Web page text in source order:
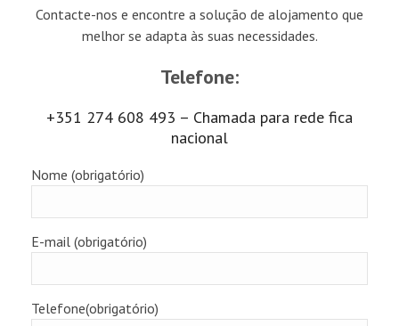
Contacte-nos e encontre a solução de alojamento que
melhor se adapta às suas necessidades.
Telefone:
+351 274 608 493 – Chamada para rede fica
nacional
Nome (obrigatório)
E-mail (obrigatório)
Telefone(obrigatório)